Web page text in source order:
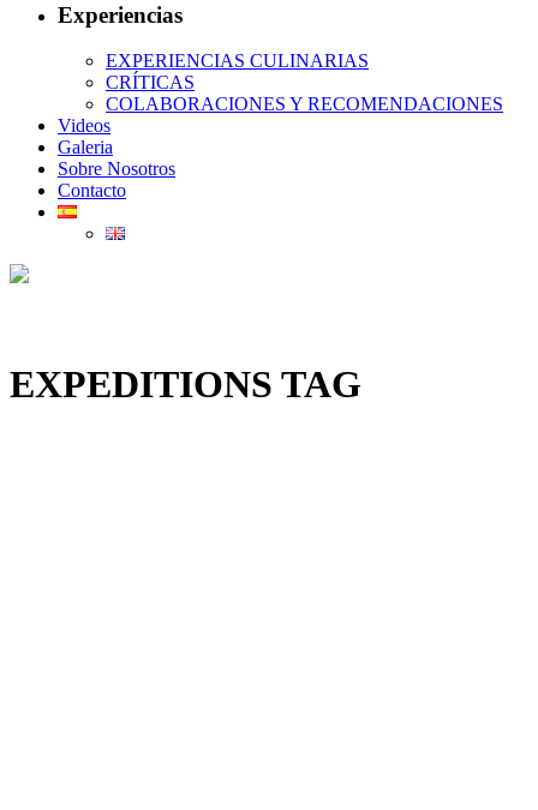
Experiencias
EXPERIENCIAS CULINARIAS
CRÍTICAS
COLABORACIONES Y RECOMENDACIONES
Videos
Galeria
Sobre Nosotros
Contacto
EXPEDITIONS TAG